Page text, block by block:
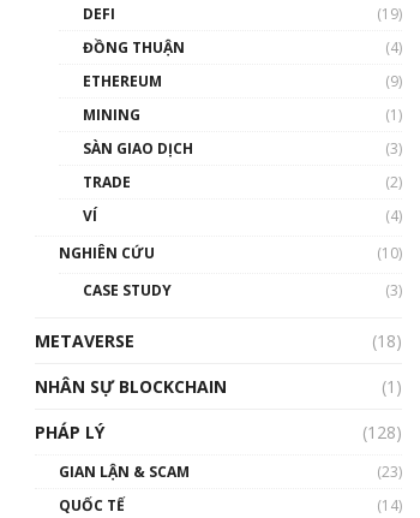
DEFI
(19)
ĐỒNG THUẬN
(4)
ETHEREUM
(9)
MINING
(1)
SÀN GIAO DỊCH
(3)
TRADE
(2)
VÍ
(4)
NGHIÊN CỨU
(10)
CASE STUDY
(3)
METAVERSE
(18)
NHÂN SỰ BLOCKCHAIN
(1)
PHÁP LÝ
(128)
GIAN LẬN & SCAM
(23)
QUỐC TẾ
(14)